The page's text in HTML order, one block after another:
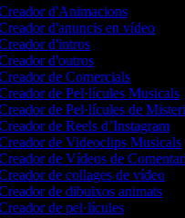
d'Animacions
d'anuncis en vídeo
d'intros
d'outros
de Comercials
de Pel·lícules Musicals
de Pel·lícules de Misteri
de Reels d’Instagram
de Videoclips Musicals
de Vídeos de Comentari
de collages de vídeo
de dibuixos animats
de pel·lícules